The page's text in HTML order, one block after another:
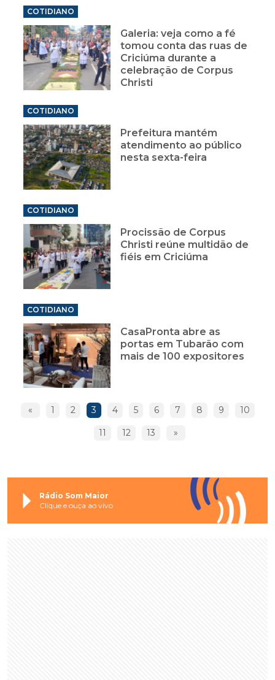
COTIDIANO
Galeria: veja como a fé
tomou conta das ruas de
Criciúma durante a
celebração de Corpus
Christi
COTIDIANO
Prefeitura mantém
atendimento ao público
nesta sexta-feira
COTIDIANO
Procissão de Corpus
Christi reúne multidão de
fiéis em Criciúma
COTIDIANO
CasaPronta abre as
portas em Tubarão com
mais de 100 expositores
« 1 2 3 4 5 6 7 8 9 10
11 12 13 »
Rádio Som Maior
Clique e ouça ao vivo